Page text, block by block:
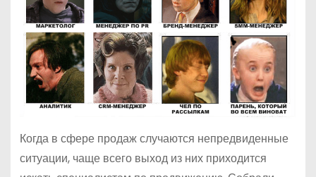
Когда в сфере продаж случаются непредвиденные
ситуации, чаще всего выход из них приходится